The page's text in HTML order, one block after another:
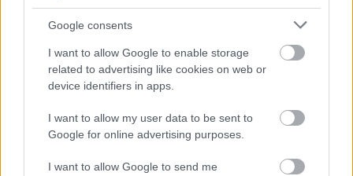
Google consents
I want to allow Google to enable storage
related to advertising like cookies on web or
device identifiers in apps.
I want to allow my user data to be sent to
Google for online advertising purposes.
I want to allow Google to send me